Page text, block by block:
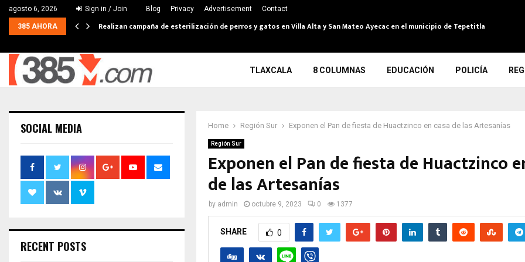
agosto 6, 2026 Sign in / Join Blog Privacy Advertisement Contact
385 AHORA Realizan campaña de esterilización de perros y gatos en Villa Alta y San Mateo Ayecac en el municipio de Tepetitla
TLAXCALA 8 COLUMNAS EDUCACIÓN POLICÍA
Home Región Sur Exponen el Pan de fiesta de Huactzinco en casa de las Artesanías
Región Sur
Exponen el Pan de fiesta de Huactzinco
de las Artesanías
by admin octubre 9, 2023 0 1377
SHARE 0
SOCIAL MEDIA
RECENT POSTS